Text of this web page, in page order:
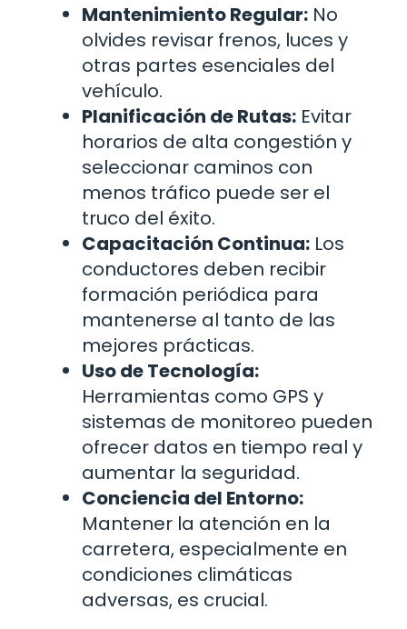
Mantenimiento Regular: No
olvides revisar frenos, luces y
otras partes esenciales del
vehículo.
Planificación de Rutas: Evitar
horarios de alta congestión y
seleccionar caminos con
menos tráfico puede ser el
truco del éxito.
Capacitación Continua: Los
conductores deben recibir
formación periódica para
mantenerse al tanto de las
mejores prácticas.
Uso de Tecnología:
Herramientas como GPS y
sistemas de monitoreo pueden
ofrecer datos en tiempo real y
aumentar la seguridad.
Conciencia del Entorno:
Mantener la atención en la
carretera, especialmente en
condiciones climáticas
adversas, es crucial.